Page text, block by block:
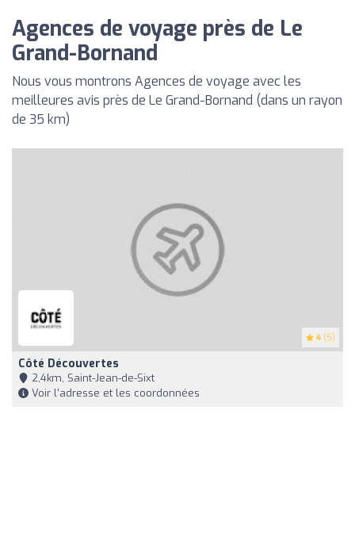
Agences de voyage près de Le
Grand-Bornand
Nous vous montrons Agences de voyage avec les
meilleures avis près de Le Grand-Bornand (dans un rayon
de 35 km)
4 (5)
Côté Découvertes
2,4km, Saint-Jean-de-Sixt
Voir l'adresse et les coordonnées